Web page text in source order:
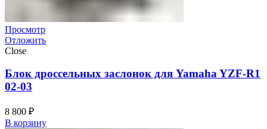
Просмотр
Отложить
Close
Блок дроссельных заслонок для Yamaha YZF-R1
02-03
8 800 ₽
В корзину